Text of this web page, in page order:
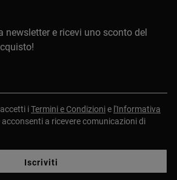
newsletter e ricevi uno sconto del
iTermini e Condizionie l'Informativa
acconsenti a ricevere comunicazioni di
Iscriviti